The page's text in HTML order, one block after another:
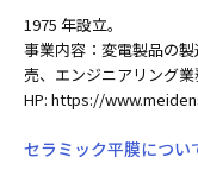
1975 年設立。
事業内容：変電製品の
売、エンジニアリング業
HP: https://
セラミック平膜につい